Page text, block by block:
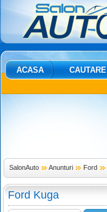
ACASA CAUTARE
SalonAuto Anunturi Ford
Ford Kuga